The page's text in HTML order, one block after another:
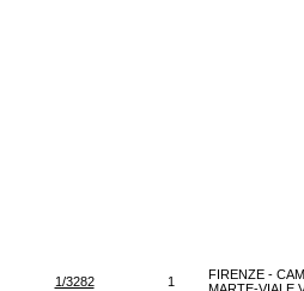
1/3282 1
FIRENZE -